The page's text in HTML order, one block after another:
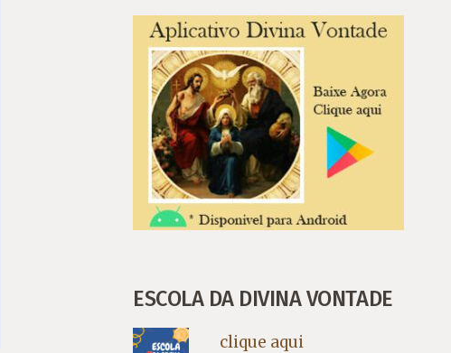
ESCOLA DA DIVINA VONTADE
clique aqui